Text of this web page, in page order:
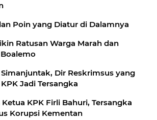
Poin yang Diatur di Dalamnya
Ratusan Warga Marah dan
Dir Reskrimsus yang
Tetapkan Ketua KPK Jadi Tersangka
KPK Firli Bahuri, Tersangka
Korupsi Kementan